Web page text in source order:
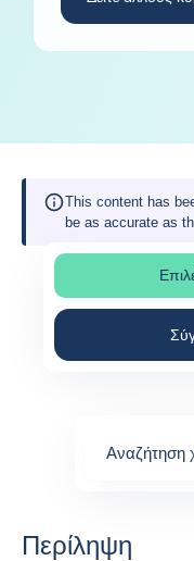
This content has
be as accurate as
Αναζήτηση
Περίληψη